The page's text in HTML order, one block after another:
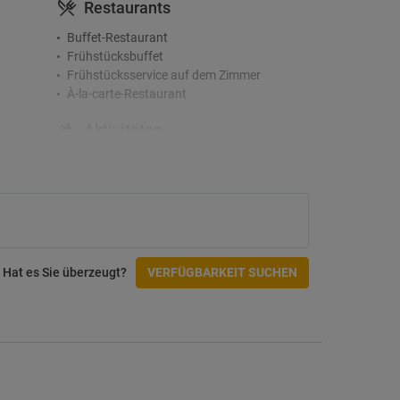
Restaurants
Buffet-Restaurant
Frühstücksbuffet
Frühstücksservice auf dem Zimmer
À-la-carte-Restaurant
Einrichtungen für Behinderte
Rollstuhlgerechter Zugang
Hat es Sie überzeugt? VERFÜGBARKEIT SUCHEN